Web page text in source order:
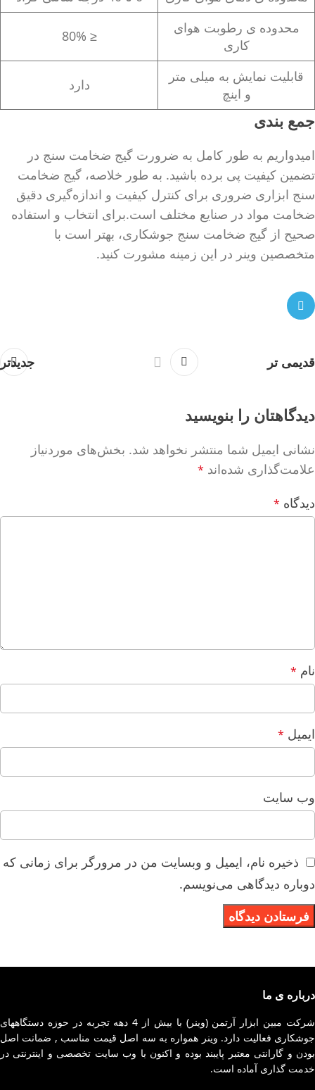
محدوده ی رطوبت هوای
کاری
≤ 80%
قابلیت نمایش به میلی متر
و اینچ
دارد
جمع بندی
امیدواریم به طور کامل به ضرورت گیج ضخامت سنج در
تضمین کیفیت پی برده باشید. به طور خلاصه، گیج ضخامت
سنج ابزاری ضروری برای کنترل کیفیت و اندازه‌گیری دقیق
ضخامت مواد در صنایع مختلف است.برای انتخاب و استفاده
صحیح از گیج ضخامت سنج جوشکاری، بهتر است با
متخصصین وینر در این زمینه مشورت کنید.
جدیدتر قدیمی تر
دیدگاهتان را بنویسید
نشانی ایمیل شما منتشر نخواهد شد. بخش‌های موردنیاز
علامت‌گذاری شده‌اند *
دیدگاه *
نام *
ایمیل *
وب‌ سایت
ذخیره نام، ایمیل و وبسایت من در مرورگر برای زمانی که
دوباره دیدگاهی می‌نویسم.
درباره ی ما
شرکت مبین ابزار آرتمن (وینر) با بیش از 4 دهه تجربه در حوزه دستگاههای
جوشکاری فعالیت دارد. وینر همواره به سه اصل قیمت مناسب , ضمانت اصل
بودن و گارانتی معتبر پایبند بوده و اکنون با وب سایت تخصصی و اینترنتی در
خدمت گذاری آماده است.